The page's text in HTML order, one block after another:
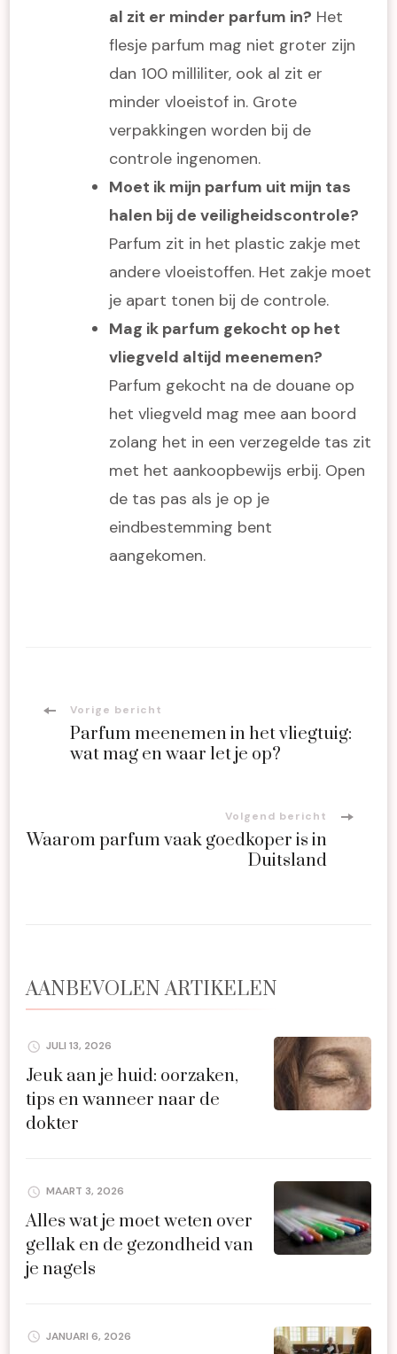
al zit er minder parfum in? Het
flesje parfum mag niet groter zijn
dan 100 milliliter, ook al zit er
minder vloeistof in. Grote
verpakkingen worden bij de
controle ingenomen.
Moet ik mijn parfum uit mijn tas
halen bij de veiligheidscontrole?
Parfum zit in het plastic zakje met
andere vloeistoffen. Het zakje moet
je apart tonen bij de controle.
Mag ik parfum gekocht op het
vliegveld altijd meenemen?
Parfum gekocht na de douane op
het vliegveld mag mee aan boord
zolang het in een verzegelde tas zit
met het aankoopbewijs erbij. Open
de tas pas als je op je
eindbestemming bent
aangekomen.
Bericht
navigatie
Vorige bericht
Parfum meenemen in het vliegtuig:
wat mag en waar let je op?
Volgend bericht
Waarom parfum vaak goedkoper is in
Duitsland
AANBEVOLEN ARTIKELEN
JULI 13, 2026
Jeuk aan je huid: oorzaken,
tips en wanneer naar de
dokter
MAART 3, 2026
Alles wat je moet weten over
gellak en de gezondheid van
je nagels
JANUARI 6, 2026